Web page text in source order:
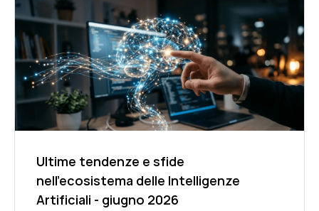
Ultime tendenze e sfide
nell'ecosistema delle Intelligenze
Artificiali - giugno 2026